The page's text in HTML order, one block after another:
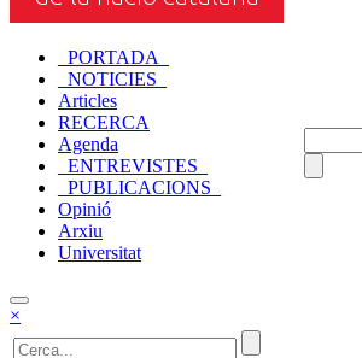
_PORTADA_
_NOTICIES_
Articles
RECERCA
Agenda
_ENTREVISTES_
_PUBLICACIONS_
Opinió
Arxiu
Universitat
×